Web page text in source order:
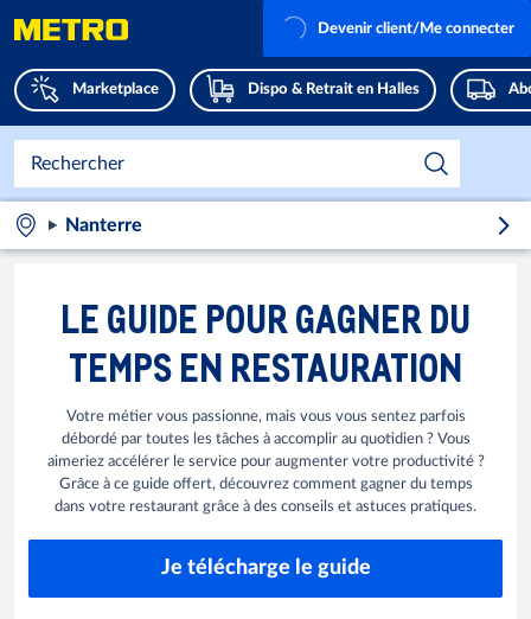
Marketplace Dispo & Retrait en Halles
Devenir client/Me connecter
Nanterre
LE GUIDE POUR GAGNER DU
TEMPS EN RESTAURATION
Votre métier vous passionne, mais vous vous sentez parfois
débordé par toutes les tâches à accomplir au quotidien ? Vous
aimeriez accélérer le service pour augmenter votre productivité ?
Grâce à ce guide offert, découvrez comment gagner du temps
dans votre restaurant grâce à des conseils et astuces pratiques.
Je télécharge le guide